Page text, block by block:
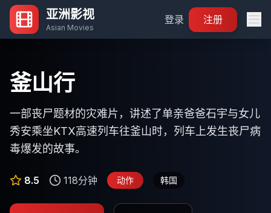
亚洲影视
Asian Movies
登录 注册
寄生虫
一部关于社会阶层的黑色幽默惊悚片，讲述了一个贫
困家庭通过欺骗手段进入富裕家庭工作，最终引发一
系列意想不到的事件。
9.2 132分钟 剧情 韩国
你的名字
一部关于身体互换的奇幻爱情动画电影，讲述了生活
在东京的少年立花泷和生活在乡下的少女宫水三叶，
在梦中互换身体的奇妙经历。
8.9 106分钟 动画 日本
流浪地球
根据刘慈欣同名小说改编，讲述了太阳即将毁灭，人
类在地球表面建造出巨大的推进器，寻找新家园的故
事。
8.1 125分钟 科幻 中国
鬼灭之刃：无限列车篇
炭治郎和伙伴们登上无限列车，与炎柱煉獄杏寿郎一
起执行任务，面对强大的鬼怪威胁。
动画
釜山行
一部丧尸题材的灾难片，讲述了单亲爸爸石宇与女儿
秀安乘坐KTX高速列车往釜山时，列车上发生丧尸病
毒爆发的故事。
8.5 118分钟 动作 韩国